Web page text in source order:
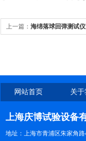
上一篇： 海绵落球回弹测试
网站首页 关
上海庆博试验设备
地址：上海市青浦区朱家角路